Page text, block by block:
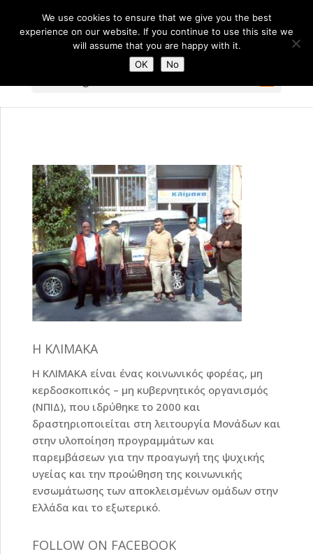
Η ΚΛΙΜΑΚΑ
Η ΚΛΙΜΑΚΑ είναι ένας κοινωνικός φορέας, μη
κερδοσκοπικός – μη κυβερνητικός οργανισμός
(ΝΠΙΔ), που ιδρύθηκε το 2000 και
δραστηριοποιείται στη λειτουργία Μονάδων και
στην υλοποίηση προγραμμάτων και
παρεμβάσεων για την προαγωγή της ψυχικής
υγείας και την προώθηση της κοινωνικής
ενσωμάτωσης των αποκλεισμένων ομάδων στην
Ελλάδα και το εξωτερικό.
FOLLOW ON FACEBOOK
We use cookies to ensure that we give you the best
experience on our website. If you continue to use this site we
will assume that you are happy with it.
OK
No